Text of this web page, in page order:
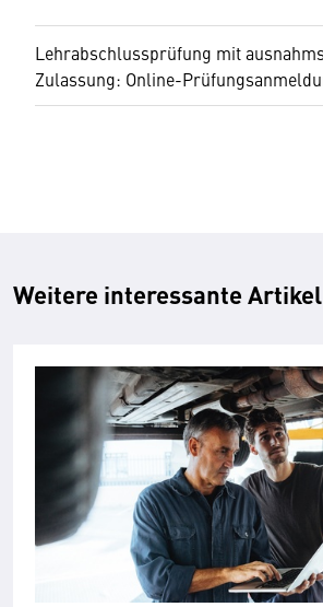
Lehrabschlussprüfung mit
Zulassung: Online-
Weitere interessante Artikel